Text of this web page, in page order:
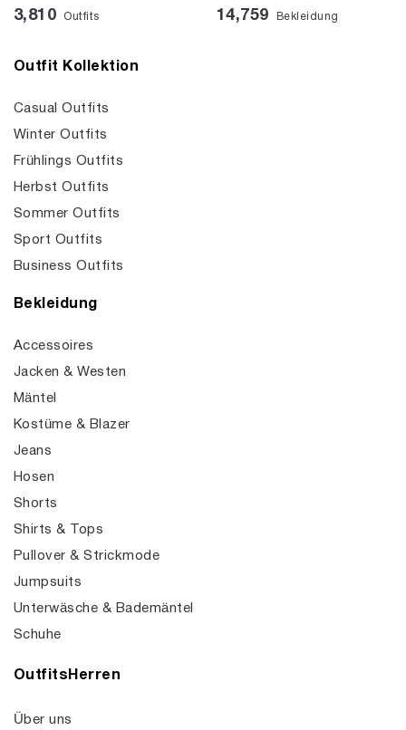
3,810 Outfits 14,759 Bekleidung
Outfit Kollektion
Casual Outfits
Winter Outfits
Frühlings Outfits
Herbst Outfits
Sommer Outfits
Sport Outfits
Business Outfits
Bekleidung
Accessoires
Jacken & Westen
Mäntel
Kostüme & Blazer
Jeans
Hosen
Shorts
Shirts & Tops
Pullover & Strickmode
Jumpsuits
Unterwäsche & Bademäntel
Schuhe
OutfitsHerren
Über uns